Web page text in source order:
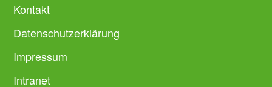
Kontakt
Datenschutzerklärung
Impressum
Intranet